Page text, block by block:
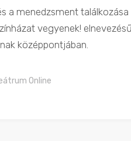
a menedzsment
vegyenek!
középpontjában.
Online